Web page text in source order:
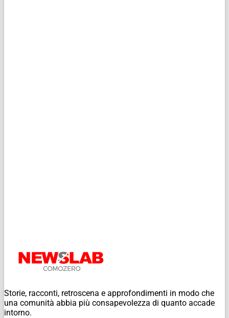
Storie, racconti, retroscena e approfondimenti in modo che
una comunità abbia più consapevolezza di quanto accade
intorno.